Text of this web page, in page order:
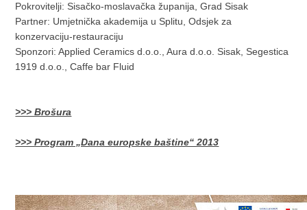
Pokrovitelji: Sisačko-moslavačka županija, Grad Sisak
Partner: Umjetnička akademija u Splitu, Odsjek za
konzervaciju-restauraciju
Sponzori: Applied Ceramics d.o.o., Aura d.o.o. Sisak, Segestica
1919 d.o.o., Caffe bar Fluid
>>> Brošura
>>> Program „Dana europske baštine“ 2013